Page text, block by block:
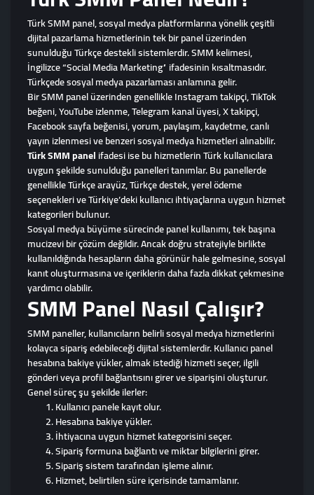
Türk SMM panel, sosyal medya platformlarına yönelik çeşitli
dijital pazarlama hizmetlerinin tek bir panel üzerinden
sunulduğu Türkçe destekli sistemlerdir. SMM kelimesi,
İngilizce “Social Media Marketing” ifadesinin kısaltmasıdır.
Türkçede sosyal medya pazarlaması anlamına gelir.
Bir SMM panel üzerinden genellikle Instagram takipçi, TikTok
beğeni, YouTube izlenme, Telegram kanal üyesi, X takipçi,
Facebook sayfa beğenisi, yorum, paylaşım, kaydetme, canlı
yayın izlenmesi ve benzeri sosyal medya hizmetleri alınabilir.
Türk SMM panelifadesi ise bu hizmetlerin Türk kullanıcılara
uygun şekilde sunulduğu panelleri tanımlar. Bu panellerde
genellikle Türkçe arayüz, Türkçe destek, yerel ödeme
seçenekleri ve Türkiye’deki kullanıcı ihtiyaçlarına uygun hizmet
kategorileri bulunur.
Sosyal medya büyüme sürecinde panel kullanımı, tek başına
mucizevi bir çözüm değildir. Ancak doğru stratejiyle birlikte
kullanıldığında hesapların daha görünür hale gelmesine, sosyal
kanıt oluşturmasına ve içeriklerin daha fazla dikkat çekmesine
yardımcı olabilir.
SMM Panel Nasıl Çalışır?
SMM paneller, kullanıcıların belirli sosyal medya hizmetlerini
kolayca sipariş edebileceği dijital sistemlerdir. Kullanıcı panel
hesabına bakiye yükler, almak istediği hizmeti seçer, ilgili
gönderi veya profil bağlantısını girer ve siparişini oluşturur.
Genel süreç şu şekilde ilerler:
Kullanıcı panele kayıt olur.
Hesabına bakiye yükler.
İhtiyacına uygun hizmet kategorisini seçer.
Sipariş formuna bağlantı ve miktar bilgilerini girer.
Sipariş sistem tarafından işleme alınır.
Hizmet, belirtilen süre içerisinde tamamlanır.